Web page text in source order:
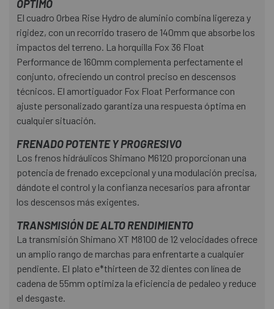
ÓPTIMO
El cuadro Orbea Rise Hydro de aluminio combina ligereza y
rigidez, con un recorrido trasero de 140mm que absorbe los
impactos del terreno. La horquilla Fox 36 Float
Performance de 160mm complementa perfectamente el
conjunto, ofreciendo un control preciso en descensos
técnicos. El amortiguador Fox Float Performance con
ajuste personalizado garantiza una respuesta óptima en
cualquier situación.
FRENADO POTENTE Y PROGRESIVO
Los frenos hidráulicos Shimano M6120 proporcionan una
potencia de frenado excepcional y una modulación precisa,
dándote el control y la confianza necesarios para afrontar
los descensos más exigentes.
TRANSMISIÓN DE ALTO RENDIMIENTO
La transmisión Shimano XT M8100 de 12 velocidades ofrece
un amplio rango de marchas para enfrentarte a cualquier
pendiente. El plato e*thirteen de 32 dientes con línea de
cadena de 55mm optimiza la eficiencia de pedaleo y reduce
el desgaste.